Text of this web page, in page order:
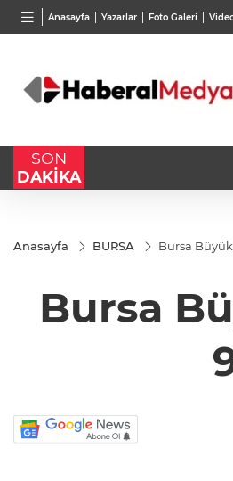
Anasayfa Yazarlar Foto Galeri
BGN
28,0626%0,37
VND
0,0018
SON
DAKİKA
Anasayfa BURSA Bursa
Bursa